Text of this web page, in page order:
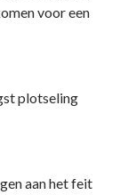
voor een
plotseling
aan het feit